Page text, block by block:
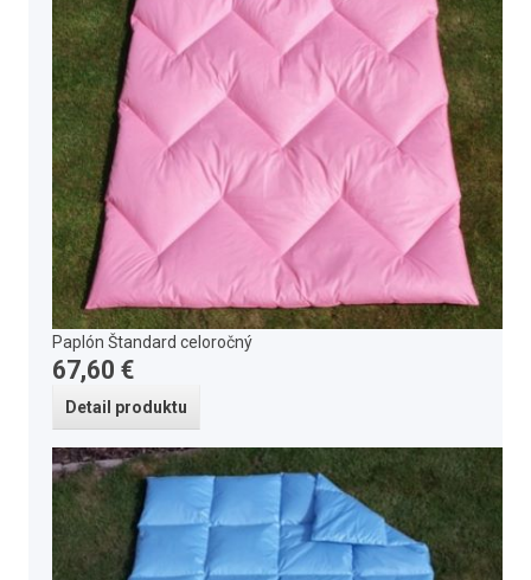
Paplón Štandard celoročný
67,60 €
Detail produktu